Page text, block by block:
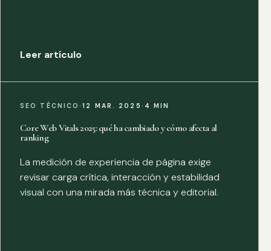
Leer artículo
SEO TÉCNICO·12 MAR. 2025 · 4 MIN
Core Web Vitals 2025: qué ha cambiado y cómo afecta al
ranking
La medición de experiencia de página exige
revisar carga crítica, interacción y estabilidad
visual con una mirada más técnica y editorial.